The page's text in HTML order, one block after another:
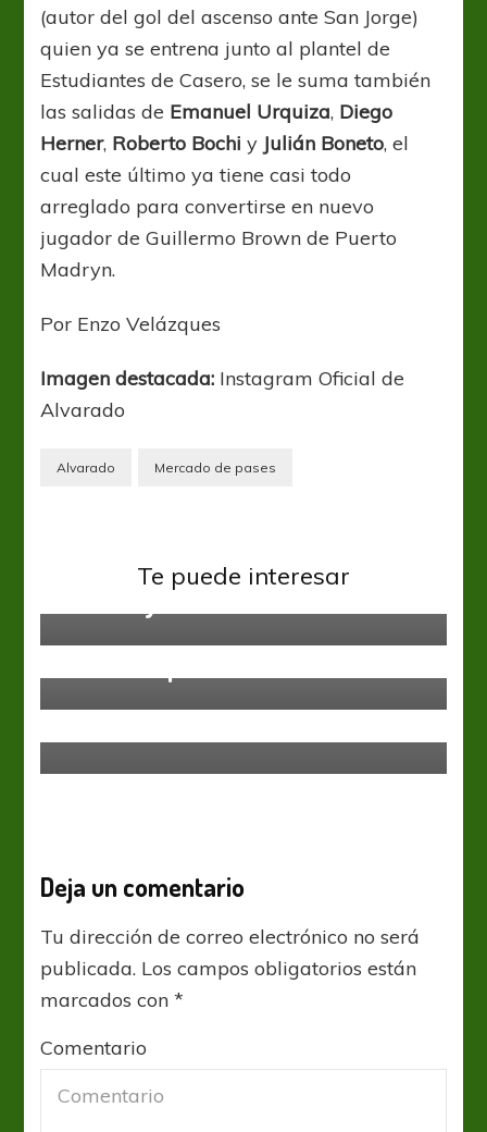
(autor del gol del ascenso ante San Jorge)
quien ya se entrena junto al plantel de
Estudiantes de Casero, se le suma también
las salidas de Emanuel Urquiza, Diego
Herner, Roberto Bochiy Julián Boneto, el
cual este último ya tiene casi todo
arreglado para convertirse en nuevo
jugador de Guillermo Brown de Puerto
Madryn.
Por Enzo Velázques
Imagen destacada: Instagram Oficial de
Alvarado
Alvarado Mercado de pases
Te puede interesar
Copa Argentina Primera Nacional
Deja un comentario
Tu dirección de correo electrónico no será
publicada. Los campos obligatorios están
marcados con*
Comentario